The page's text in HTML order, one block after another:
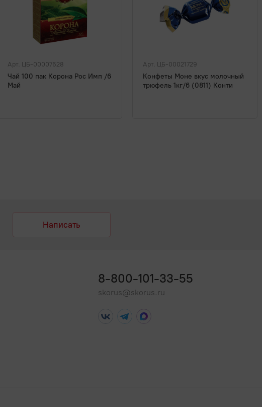
Арт. ЦБ-00007628
Чай 100 пак Корона Рос Имп /6
Май
Арт. ЦБ-00021729
Конфеты Моне вкус молочный
трюфель 1кг/6 (0811) Конти
Написать
8-800-101-33-55
skorus@skorus.ru